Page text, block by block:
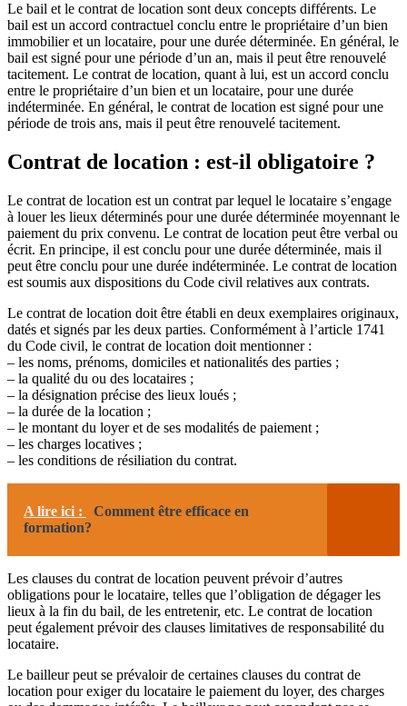
Le bail et le contrat de location sont deux concepts différents. Le
bail est un accord contractuel conclu entre le propriétaire d’un bien
immobilier et un locataire, pour une durée déterminée. En général, le
bail est signé pour une période d’un an, mais il peut être renouvelé
tacitement. Le contrat de location, quant à lui, est un accord conclu
entre le propriétaire d’un bien et un locataire, pour une durée
indéterminée. En général, le contrat de location est signé pour une
période de trois ans, mais il peut être renouvelé tacitement.
Contrat de location : est-il obligatoire ?
Le contrat de location est un contrat par lequel le locataire s’engage
à louer les lieux déterminés pour une durée déterminée moyennant le
paiement du prix convenu. Le contrat de location peut être verbal ou
écrit. En principe, il est conclu pour une durée déterminée, mais il
peut être conclu pour une durée indéterminée. Le contrat de location
est soumis aux dispositions du Code civil relatives aux contrats.
Le contrat de location doit être établi en deux exemplaires originaux,
datés et signés par les deux parties. Conformément à l’article 1741
du Code civil, le contrat de location doit mentionner :
– les noms, prénoms, domiciles et nationalités des parties ;
– la qualité du ou des locataires ;
– la désignation précise des lieux loués ;
– la durée de la location ;
– le montant du loyer et de ses modalités de paiement ;
– les charges locatives ;
– les conditions de résiliation du contrat.
A lire ici :
Comment être efficace en
formation?
Les clauses du contrat de location peuvent prévoir d’autres
obligations pour le locataire, telles que l’obligation de dégager les
lieux à la fin du bail, de les entretenir, etc. Le contrat de location
peut également prévoir des clauses limitatives de responsabilité du
locataire.
Le bailleur peut se prévaloir de certaines clauses du contrat de
location pour exiger du locataire le paiement du loyer, des charges